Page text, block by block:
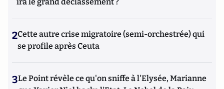
2Cette autre crise migratoire (semi-orchestrée) qui
se profile après Ceuta
3Le Point révèle ce qu'on sniffe à l'Elysée, Marianne